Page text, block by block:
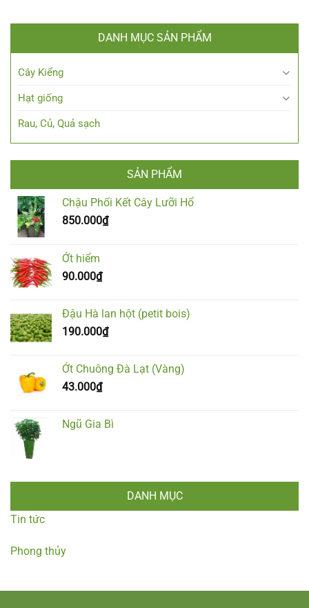
DANH MỤC SẢN PHẨM
Cây Kiểng
Hạt giống
Rau, Củ, Quả sạch
SẢN PHẨM
Chậu Phối Kết Cây Lưỡi Hổ
850.000₫
Ớt hiểm
90.000₫
Đậu Hà lan hột (petit bois)
190.000₫
Ớt Chuông Đà Lạt (Vàng)
43.000₫
Ngũ Gia Bì
DANH MỤC
Tin tức
Phong thủy